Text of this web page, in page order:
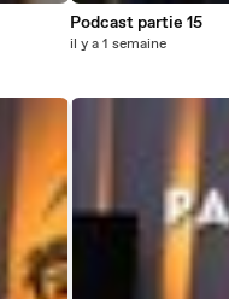
Podcast partie 15
il y a 1 semaine